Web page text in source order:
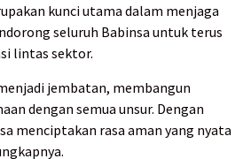
kunci utama dalam menjaga
seluruh Babinsa untuk terus
lintas sektor.
jembatan, membangun
dengan semua unsur. Dengan
menciptakan rasa aman yang nyata